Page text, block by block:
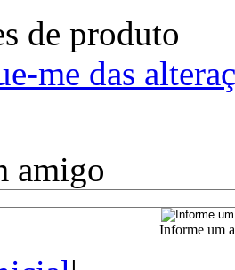
de produto
me das
amigo
Informe um